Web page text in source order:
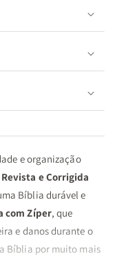
e organização
e Corrigida
Bíblia durável e
com Zíper, que
e danos durante o
Bíblia por muito mais